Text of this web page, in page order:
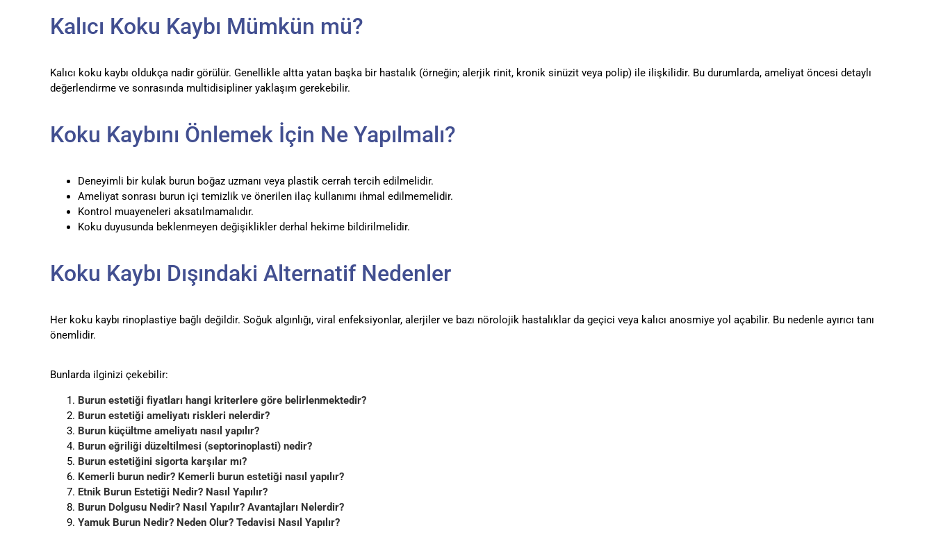
Kalıcı Koku Kaybı Mümkün mü?
Kalıcı koku kaybı oldukça nadir görülür. Genellikle altta yatan başka bir hastalık (örneğin; alerjik rinit, kronik sinüzit veya polip) ile ilişkilidir. Bu durumlarda, ameliyat öncesi detaylı
değerlendirme ve sonrasında multidisipliner yaklaşım gerekebilir.
Koku Kaybını Önlemek İçin Ne Yapılmalı?
Deneyimli bir kulak burun boğaz uzmanı veya plastik cerrah tercih edilmelidir.
Ameliyat sonrası burun içi temizlik ve önerilen ilaç kullanımı ihmal edilmemelidir.
Kontrol muayeneleri aksatılmamalıdır.
Koku duyusunda beklenmeyen değişiklikler derhal hekime bildirilmelidir.
Koku Kaybı Dışındaki Alternatif Nedenler
Her koku kaybı rinoplastiye bağlı değildir. Soğuk algınlığı, viral enfeksiyonlar, alerjiler ve bazı nörolojik hastalıklar da geçici veya kalıcı anosmiye yol açabilir. Bu nedenle ayırıcı tanı
önemlidir.
Bunlarda ilginizi çekebilir:
Burun estetiği fiyatları hangi kriterlere göre belirlenmektedir?
Burun estetiği ameliyatı riskleri nelerdir?
Burun küçültme ameliyatı nasıl yapılır?
Burun eğriliği düzeltilmesi (septorinoplasti) nedir?
Burun estetiğini sigorta karşılar mı?
Kemerli burun nedir? Kemerli burun estetiği nasıl yapılır?
Etnik Burun Estetiği Nedir? Nasıl Yapılır?
Burun Dolgusu Nedir? Nasıl Yapılır? Avantajları Nelerdir?
Yamuk Burun Nedir? Neden Olur? Tedavisi Nasıl Yapılır?